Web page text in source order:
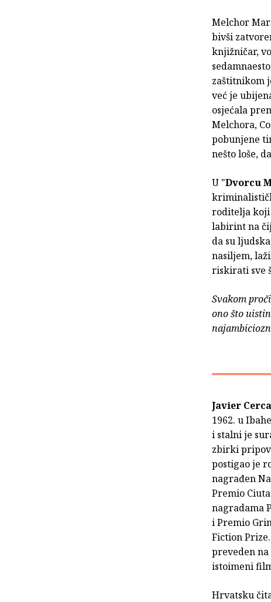
Melchor
bivši
knjižničar,
zaštitnikom
već je
osjećala
Melchora,
pobunjene
nešto loše,
U "Dvorcu
roditelja koji
labirint na
da su
nasiljem,
riskirati sve
Svakom
ono što
Javier
1962. u
i stalni je
zbirki
postigao je
nagrađen
Premio
nagradama
i Premio
Fiction
preveden
istoimeni
Hrvatsku